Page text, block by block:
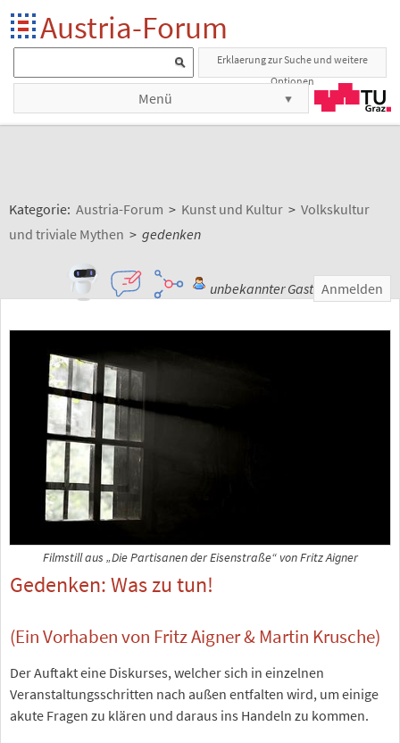
Austria-Forum
Erklaerung zur Suche und weitere
Optionen
Menü
Kategorie: Austria-Forum > Kunst und Kultur > Volkskultur
und triviale Mythen > gedenken
unbekannter Gast Anmelden
Filmstill aus „Die Partisanen der Eisenstraße“ von Fritz Aigner
Gedenken: Was zu tun!
(Ein Vorhaben von Fritz Aigner & Martin Krusche)
Der Auftakt eine Diskurses, welcher sich in einzelnen
Veranstaltungsschritten nach außen entfalten wird, um einige
akute Fragen zu klären und daraus ins Handeln zu kommen.